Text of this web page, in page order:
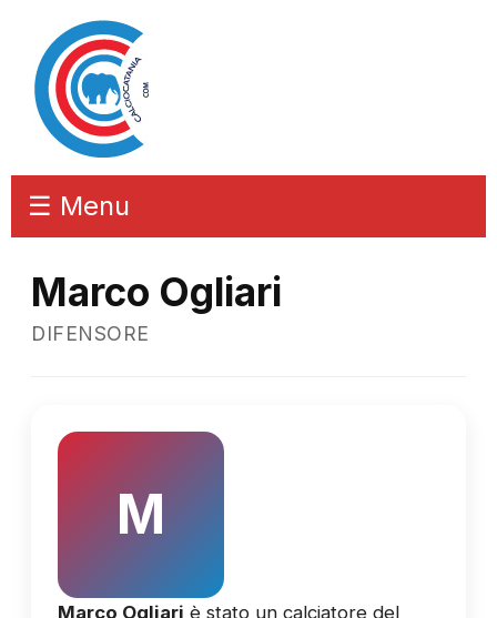
☰ Menu
Marco Ogliari
DIFENSORE
M
Marco Ogliari è stato un calciatore del